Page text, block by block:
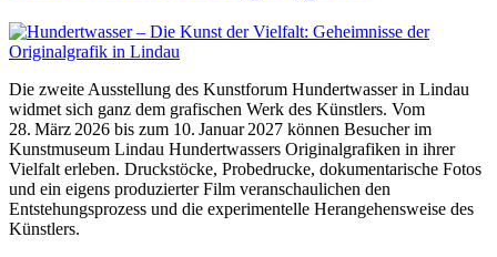
Die zweite Ausstellung des Kunstforum Hundertwasser in Lindau
widmet sich ganz dem grafischen Werk des Künstlers. Vom
28. März 2026 bis zum 10. Januar 2027 können Besucher im
Kunstmuseum Lindau Hundertwassers Originalgrafiken in ihrer
Vielfalt erleben. Druckstöcke, Probedrucke, dokumentarische Fotos
und ein eigens produzierter Film veranschaulichen den
Entstehungsprozess und die experimentelle Herangehensweise des
Künstlers.